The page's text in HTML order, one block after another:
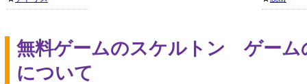
無料ゲームのスケルトン ゲーム
について